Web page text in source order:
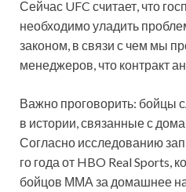
Сейчас UFC считает, что
необходимо уладить
законом, в связи с чем мы
менеджеров, что контракт
Важно проговорить: бойцы
в истории, связанные с
Согласно исследованию
го года от HBO Real Sports,
бойцов ММА за домашнее